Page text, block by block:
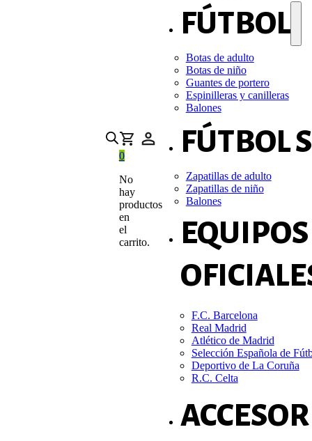
0
No
hay
productos
en
el
carrito.
FÚTBOL
Botas de adulto
Botas de niño
Guantes de portero
Espinilleras y canilleras
Balones
FÚTBOL
Zapatillas de adulto
Zapatillas de niño
Balones
EQUIPOS
F.C. Barcelona
Real Madrid
Atlético de Madrid
Selección Española de
Deportivo de La Coruña
R.C. Celta